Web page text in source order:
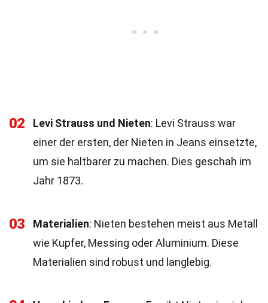
02 Levi Strauss und Nieten: Levi Strauss war
einer der ersten, der Nieten in Jeans einsetzte,
um sie haltbarer zu machen. Dies geschah im
Jahr 1873.
03 Materialien: Nieten bestehen meist aus Metall
wie Kupfer, Messing oder Aluminium. Diese
Materialien sind robust und langlebig.